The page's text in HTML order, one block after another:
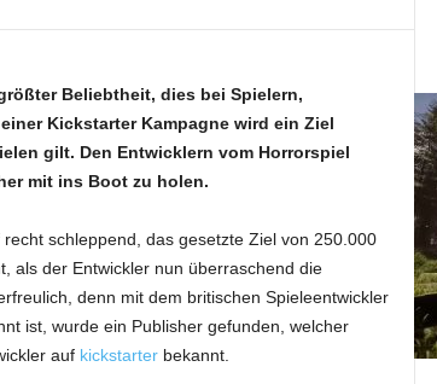
Beliebtheit, dies bei Spielern,
Kickstarter Kampagne wird ein Ziel
gilt. Den Entwicklern vom Horrorspiel
mit ins Boot zu holen.
schleppend, das gesetzte Ziel von 250.000
als der Entwickler nun überraschend die
denn mit dem britischen Spieleentwickler
ist, wurde ein Publisher gefunden, welcher
auf kickstarter bekannt.